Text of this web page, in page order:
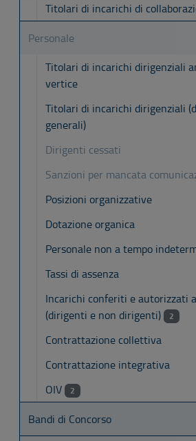
Titolari di incarichi di
Personale
Titolari di incarichi dirigenziali
vertice
Titolari di incarichi dirigenziali
generali)
Dirigenti cessati
Sanzioni per mancata
Posizioni organizzative
Dotazione organica
Personale non a tempo
Tassi di assenza
Incarichi conferiti e autorizzati
(dirigenti e non dirigenti)
2
Contrattazione collettiva
Contrattazione integrativa
OIV
2
Bandi di Concorso